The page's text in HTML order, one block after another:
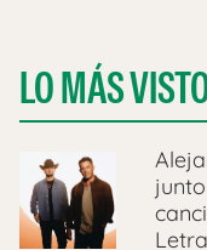
LO MÁS